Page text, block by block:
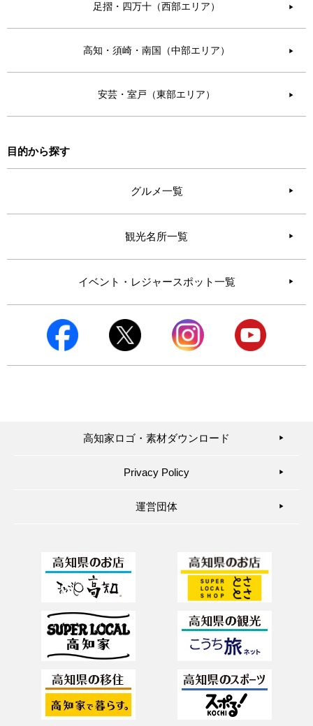
足摺・四万十（西部エリア） ▶︎
高知・須崎・南国（中部エリア） ▶︎
安芸・室戸（東部エリア） ▶︎
目的から探す
グルメ一覧
観光名所一覧
イベント・レジャースポット一覧
高知家ロゴ・素材ダウンロード ▶︎
Privacy Policy ▶︎
運営団体 ▶︎